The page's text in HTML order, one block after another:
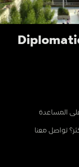
المساعدة
تواصل معنا